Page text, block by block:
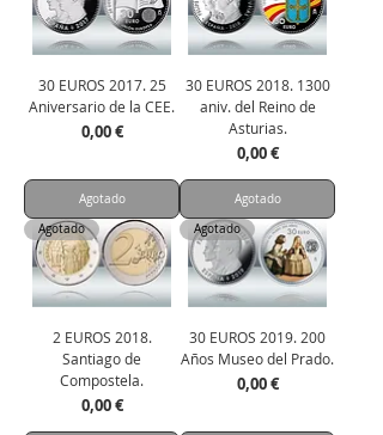
30 EUROS 2017. 25
Aniversario de la CEE.
Precio
0,00 €
Agotado
30 EUROS 2018. 1300
aniv. del Reino de
Asturias.
Precio
0,00 €
Agotado
Agotado
2 EUROS 2018.
Santiago de
Compostela.
Precio
0,00 €
Agotado
30 EUROS 2019. 200
Años Museo del Prado.
Precio
0,00 €